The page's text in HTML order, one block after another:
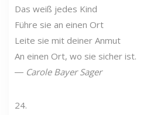
Das weiß jedes Kind
Führe sie an einen Ort
Leite sie mit deiner Anmut
An einen Ort, wo sie sicher ist.
― Carole Bayer Sager
24.